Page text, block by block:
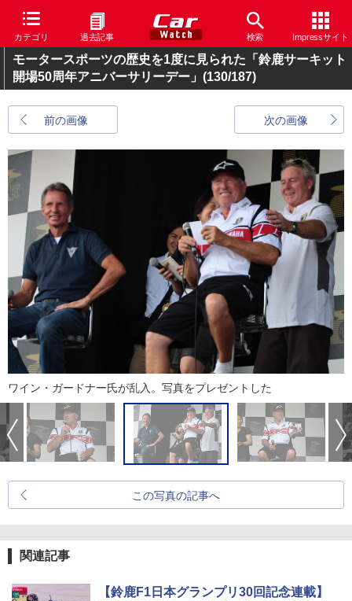
カテゴリ 過去記事 検索 Impressサイト
モータースポーツの歴史を1度に見られた「鈴鹿サーキット
開場50周年アニバーサリーデー」 (130/187)
前の画像 次の画像
ワイン・ガードナー氏が乱入。写真をプレゼントした
この写真の記事へ
関連記事
【鈴鹿F1日本グランプリ30回記念連載】